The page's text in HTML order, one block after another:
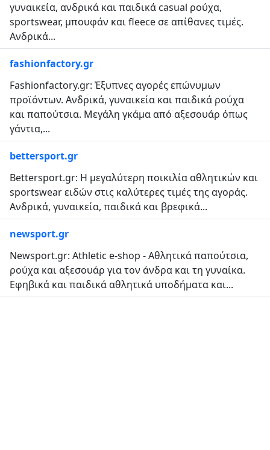
γυναικεία, ανδρικά και παιδικά casual ρούχα,
sportswear, μπουφάν και fleece σε απίθανες τιμές.
Ανδρικά...
fashionfactory.gr
Fashionfactory.gr: Έξυπνες αγορές επώνυμων
προϊόντων. Ανδρικά, γυναικεία και παιδικά ρούχα
και παπούτσια. Μεγάλη γκάμα από αξεσουάρ όπως
γάντια,...
bettersport.gr
Bettersport.gr: Η μεγαλύτερη ποικιλία αθλητικών και
sportswear ειδών στις καλύτερες τιμές της αγοράς.
Ανδρικά, γυναικεία, παιδικά και βρεφικά...
newsport.gr
Newsport.gr: Athletic e-shop - Αθλητικά παπούτσια,
ρούχα και αξεσουάρ για τον άνδρα και τη γυναίκα.
Εφηβικά και παιδικά αθλητικά υποδήματα και...